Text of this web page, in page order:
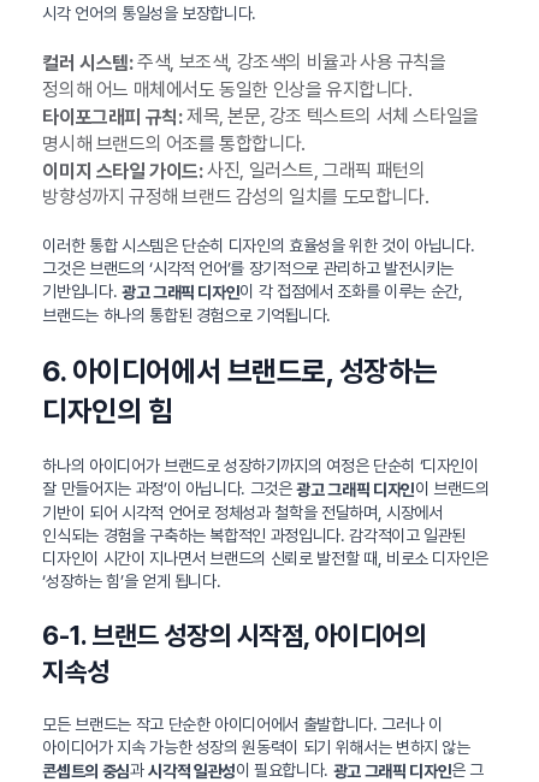
시각 언어의 통일성을 보장합니다.
컬러 시스템:주색, 보조색, 강조색의 비율과 사용 규칙을
정의해 어느 매체에서도 동일한 인상을 유지합니다.
타이포그래피 규칙:제목, 본문, 강조 텍스트의 서체 스타일을
명시해 브랜드의 어조를 통합합니다.
이미지 스타일 가이드:사진, 일러스트, 그래픽 패턴의
방향성까지 규정해 브랜드 감성의 일치를 도모합니다.
이러한 통합 시스템은 단순히 디자인의 효율성을 위한 것이 아닙니다.
그것은 브랜드의 ‘시각적 언어’를 장기적으로 관리하고 발전시키는
기반입니다. 광고 그래픽 디자인이 각 접점에서 조화를 이루는 순간,
브랜드는 하나의 통합된 경험으로 기억됩니다.
6. 아이디어에서 브랜드로, 성장하는
디자인의 힘
하나의 아이디어가 브랜드로 성장하기까지의 여정은 단순히 ‘디자인이
잘 만들어지는 과정’이 아닙니다. 그것은광고 그래픽 디자인이 브랜드의
기반이 되어 시각적 언어로 정체성과 철학을 전달하며, 시장에서
인식되는 경험을 구축하는 복합적인 과정입니다. 감각적이고 일관된
디자인이 시간이 지나면서 브랜드의 신뢰로 발전할 때, 비로소 디자인은
‘성장하는 힘’을 얻게 됩니다.
6-1. 브랜드 성장의 시작점, 아이디어의
지속성
모든 브랜드는 작고 단순한 아이디어에서 출발합니다. 그러나 이
아이디어가 지속 가능한 성장의 원동력이 되기 위해서는 변하지 않는
콘셉트의 중심과시각적 일관성이 필요합니다. 광고 그래픽 디자인은 그